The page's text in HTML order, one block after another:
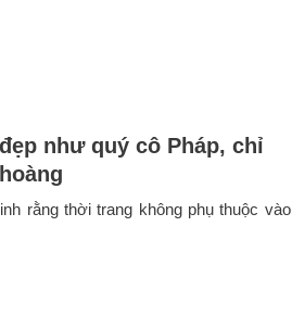
như quý cô Pháp, chỉ
rằng thời trang không phụ thuộc vào